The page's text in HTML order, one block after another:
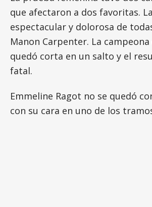
que afectaron a dos favoritas.
espectacular y dolorosa de
Manon Carpenter. La
quedó corta en un salto y el
fatal.
Emmeline Ragot no se quedó
con su cara en uno de los